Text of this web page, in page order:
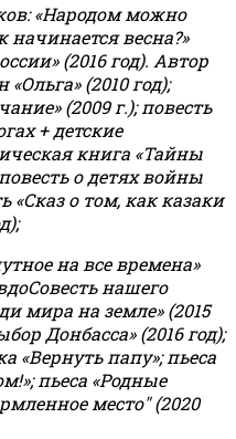
«Народом можно
начинается весна?»
(2016 год). Автор
(2010 год);
(2009 г.); повесть
+ детские
книга «Тайны
о детях войны
«Сказ о том, как казаки
на все времена»
нашего
мира на земле» (2015
Донбасса» (2016 год);
«Вернуть папу»; пьеса
;пьеса «Родные
место" (2020